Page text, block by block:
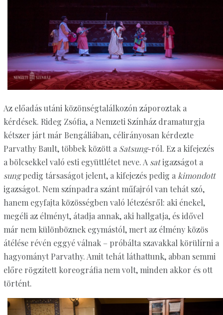
Az előadás utáni közönségtalálkozón záporoztak a
kérdések. Rideg Zsófia, a Nemzeti Színház dramaturgja
kétszer járt már Bengáliában, célirányosan kérdezte
Parvathy Bault, többek között a Satsung-ról. Ez a kifejezés
a bölcsekkel való esti együttlétet neve. A satigazságot a
sungpedig társaságot jelent, a kifejezés pedig a kimondott
igazságot. Nem színpadra szánt műfajról van tehát szó,
hanem egyfajta közösségben való létezésről: aki énekel,
megéli az élményt, átadja annak, aki hallgatja, és idővel
már nem különböznek egymástól, mert az élmény közös
átélése révén eggyé válnak – próbálta szavakkal körülírni a
hagyományt Parvathy. Amit tehát láthattunk, abban semmi
előre rögzített koreográfia nem volt, minden akkor és ott
történt.